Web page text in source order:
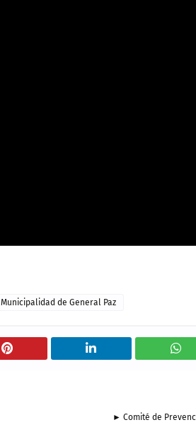
Municipalidad de General Paz
► Comité de